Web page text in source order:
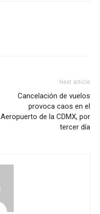
Next article
Cancelación de vuelos
provoca caos en el
Aeropuerto de la CDMX, por
tercer día